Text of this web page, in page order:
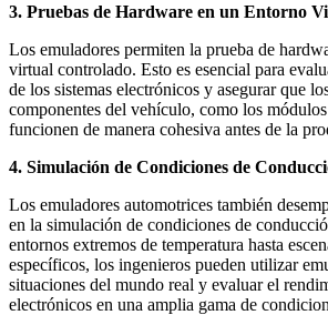
3. Pruebas de Hardware en un Entorno
Los emuladores permiten la prueba de
virtual controlado. Esto es esencial para
de los sistemas electrónicos y asegurar que
componentes del vehículo, como los
funcionen de manera cohesiva antes de la
4. Simulación de Condiciones de
Los emuladores automotrices también
en la simulación de condiciones de
entornos extremos de temperatura hasta
específicos, los ingenieros pueden utilizar
situaciones del mundo real y evaluar el
electrónicos en una amplia gama de